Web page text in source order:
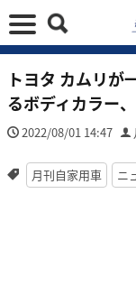
トヨタ カムリが
るボディカラー
2022/08/01 14:47
月刊自家用車 ニ